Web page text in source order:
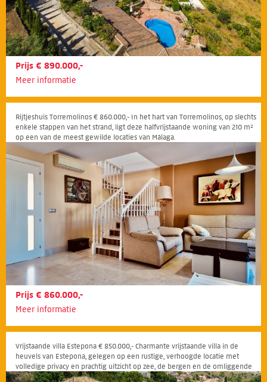
Prijs € 890.000,-
Meer informatie
Rijtjeshuis Torremolinos € 860.000,- In het hart van Torremolinos, op slechts
enkele stappen van het strand, ligt deze halfvrijstaande woning van 210 m²
op een van de meest gewilde locaties van Málaga.
Prijs € 860.000,-
Meer informatie
Vrijstaande villa Estepona € 850.000,- Charmante vrijstaande villa in de
heuvels van Estepona, gelegen op een rustige, verhoogde locatie met
volledige privacy en prachtig uitzicht op zee, de bergen en de omliggende
natuur